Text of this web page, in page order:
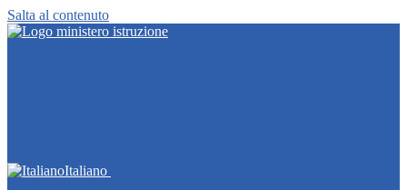
Salta al contenuto
Italiano